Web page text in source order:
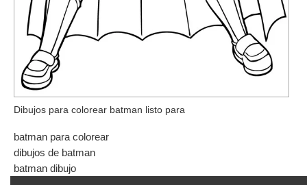
Dibujos para colorear batman listo para
batman para colorear
dibujos de batman
batman dibujo